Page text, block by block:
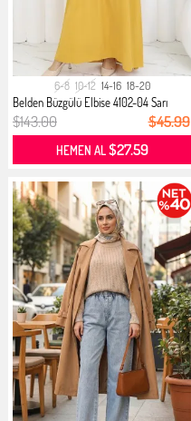
6-8 10-12 14-16 18-20
Belden Büzgülü Elbise 4102-04 Sarı
$143.00 $45.99
HEMEN AL$27.59